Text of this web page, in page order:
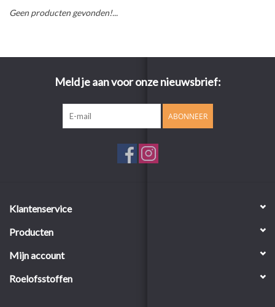
Geen producten gevonden!...
Meld je aan voor onze nieuwsbrief:
ABONNEER
Klantenservice
Producten
Mijn account
Roelofsstoffen